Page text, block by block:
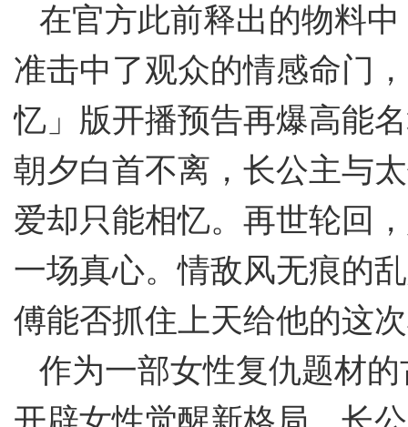
在官方此前释出的物料
准击中了观众的情感命门
忆」版开播预告再爆高能
朝夕白首不离，长公主与
爱却只能相忆。再世轮回
一场真心。情敌风无痕的
傅能否抓住上天给他的这
作为一部女性复仇题材